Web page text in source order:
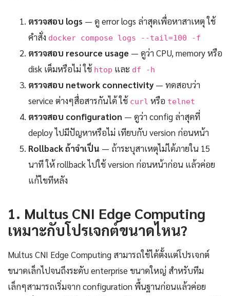
ตรวจสอบ logs — ดู error logs ล่าสุดเพื่อหาสาเหตุ ใช้
คำสั่ง docker compose logs --tail=100 -f
ตรวจสอบ resource usage — ดูว่า CPU, memory หรือ
disk เต็มหรือไม่ ใช้ htop และ df -h
ตรวจสอบ network connectivity — ทดสอบว่า
service ต่างๆสื่อสารกันได้ ใช้ curl หรือ telnet
ตรวจสอบ configuration — ดูว่า config ล่าสุดที่
deploy ไปมีปัญหาหรือไม่ เทียบกับ version ก่อนหน้า
Rollback ถ้าจำเป็น — ถ้าระบุสาเหตุไม่ได้ภายใน 15
นาที ให้ rollback ไปใช้ version ก่อนหน้าก่อน แล้วค่อย
แก้ไขทีหลัง
1. Multus CNI Edge Computing
เหมาะกับโปรเจกต์ขนาดไหน?
Multus CNI Edge Computing สามารถใช้ได้ตั้งแต่โปรเจกต์
ขนาดเล็กไปจนถึงระดับ enterprise ขนาดใหญ่ สำหรับทีม
เล็กๆสามารถเริ่มจาก configuration พื้นฐานก่อนแล้วค่อย